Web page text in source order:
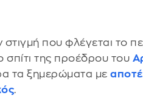
που φλέγεται το
σπίτι της προέδρου του
τα ξημερώματα με
.